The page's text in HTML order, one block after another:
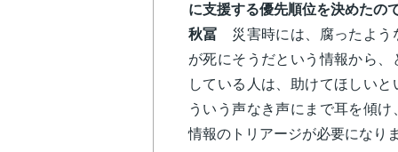
に支援する優先順位を決めたの
秋冨 災害時には、腐ったよう
が死にそうだという情報から
している人は、助けてほしい
ういう声なき声にまで耳を傾
情報のトリアージが必要になり